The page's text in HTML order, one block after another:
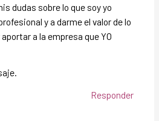
dudas sobre lo que soy yo
y a darme el valor de lo
a la empresa que YO
Responder